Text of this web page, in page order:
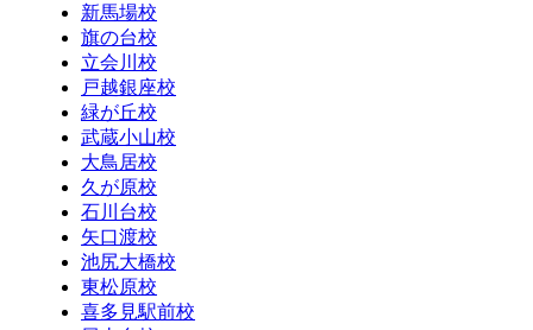
新馬場校
旗の台校
立会川校
戸越銀座校
緑が丘校
武蔵小山校
大鳥居校
久が原校
石川台校
矢口渡校
池尻大橋校
東松原校
喜多見駅前校